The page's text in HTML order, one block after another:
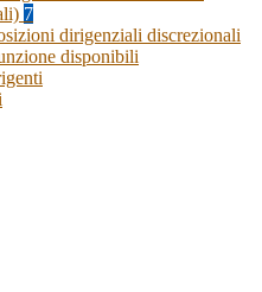
7
dirigenziali discrezionali
disponibili